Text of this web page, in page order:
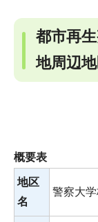
都市再
地周辺
概要表
地区
名
警察大